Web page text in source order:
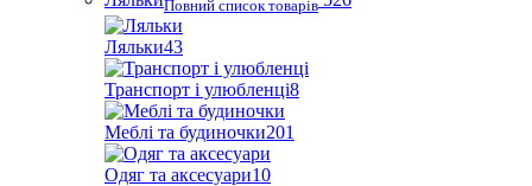
Повний список товарів
Ляльки43
Транспорт і улюбленці8
Меблі та будиночки201
Одяг та аксесуари10